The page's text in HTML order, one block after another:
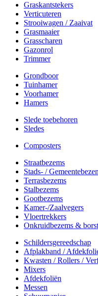
Graskantstekers
Verticuteren
Strooiwagen / Zaaivat
Grasmaaier
Grasscharen
Gazonrol
Trimmer
Grondboor
Tuinhamer
Voorhamer
Hamers
Slede toebehoren
Sledes
Composters
Straatbezems
Stads- /
Terrasbezems
Stalbezems
Gootbezems
Kamer-/Zaalvegers
Vloertrekkers
Onkruidbezems &
Schildersgereedschap
Afplakband /
Kwasten / Rollers /
Mixers
Afdekfoliën
Messen